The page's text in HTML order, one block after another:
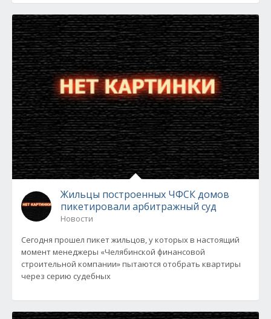
Жильцы построенных ЧФСК домов
пикетировали арбитражный суд
Новости
Сегодня прошел пикет жильцов, у которых в настоящий
момент менеджеры «Челябинской финансовой
строительной компании» пытаются отобрать квартиры
через серию судебных